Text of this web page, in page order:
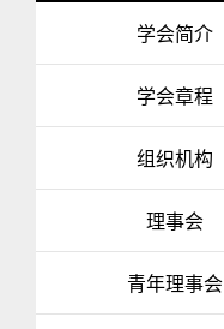
学会简介
学会章程
组织机构
理事会
青年理事会